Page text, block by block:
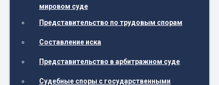
мировом суде
Представительство по трудовым спорам
Составление иска
Представительство в арбитражном суде
Судебные споры с государственными